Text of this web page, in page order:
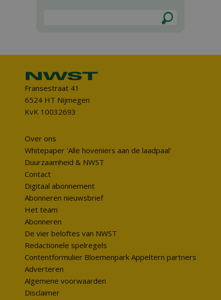
Fransestraat 41
6524 HT Nijmegen
KvK 10032693
Over ons
Whitepaper 'Alle hoveniers aan de laadpaal'
Duurzaamheid & NWST
Contact
Digitaal abonnement
Abonneren nieuwsbrief
Het team
Abonneren
De vier beloftes van NWST
Redactionele spelregels
Contentformulier Bloemenpark Appeltern partners
Adverteren
Algemene voorwaarden
Disclaimer